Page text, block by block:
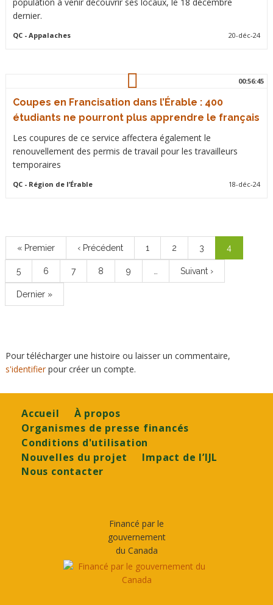
dernier.
QC- Appalaches 20-déc-24
00:56:45
Coupes en Francisation dans l’Érable : 400
étudiants ne pourront plus apprendre le français
Les coupures de ce service affectera également le
renouvellement des permis de travail pour les travailleurs
temporaires
QC- Région de l’Érable 18-déc-24
Première
page
« Premier
Page
précédente
‹ Précédent Page
1 Page
2 Page
3
Page
courante
4
Page
5 Page
6 Page
7 Page
8 Page
9
Page
suivante
Suivant ›
Dernière
page
Dernier »
Pour télécharger une histoire ou laisser un commentaire,
s'identifierpour créer un compte.
Footer
Accueil
À propos
Organismes de presse financés
Conditions d'utilisation
Nouvelles du projet
Impact de l’IJL
Nous contacter
Financé par le
gouvernement
du Canada